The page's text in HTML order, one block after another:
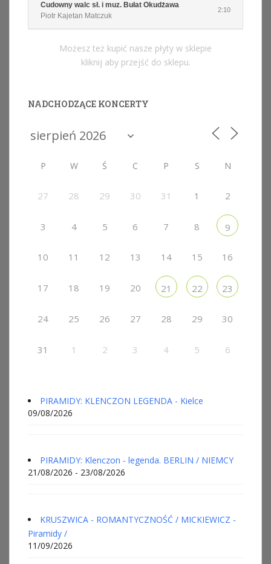
Cudowny walc sł. i muz. Bułat Okudżawa
Piotr Kajetan Matczuk
2:10
Możesz też kupić nasze płyty w sklepie
kliknij aby przejść do sklepu.
NADCHODZĄCE KONCERTY
P W Ś C P S N
27 28 29 30 31 1 2
3 4 5 6 7 8 9
10 11 12 13 14 15 16
17 18 19 20 21 22 23
24 25 26 27 28 29 30
31 1 2 3 4 5 6
PIRAMIDY: KLENCZON LEGENDA - Kielce
09/08/2026
PIRAMIDY: Klenczon - legenda. BERLIN / NIEMCY
21/08/2026 - 23/08/2026
KRUSZWICA - ROMANTYCZNOŚĆ / MICKIEWICZ -
Piramidy /
11/09/2026